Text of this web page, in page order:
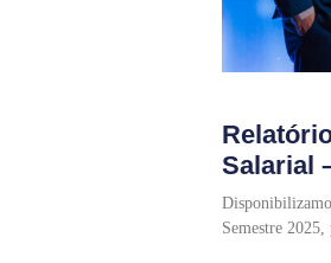
Salarial
Semestre